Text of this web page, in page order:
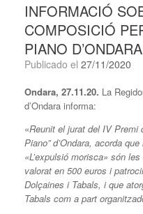
INFORMACIÓ
COMPOSICIÓ
PIANO
Publicado el 27/11/2020
Ondara, 27.11.20. La
d’Ondara informa:
«Reunit el jurat del IV Premi
Piano” d’Ondara, acorda
«L’expulsió morisca» són
valorat en 500 euros i
Dolçaines i Tabals, i que
Tabals com a part